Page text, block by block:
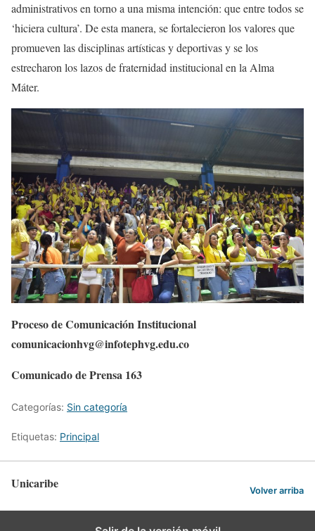
administrativos en torno a una misma intención: que entre todos se
‘hiciera cultura’. De esta manera, se fortalecieron los valores que
promueven las disciplinas artísticas y deportivas y se los
estrecharon los lazos de fraternidad institucional en la Alma
Máter.
Proceso de Comunicación Institucional
comunicacionhvg@infotephvg.edu.co
Comunicado de Prensa 163
Categorías: Sin categoría
Etiquetas: Principal
Unicaribe Volver arriba